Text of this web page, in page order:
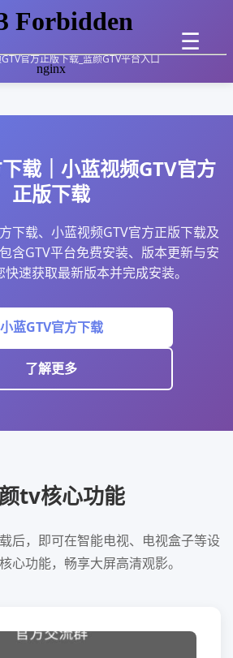
官方正版下载_蓝颜GTV平台入口
☰
载｜小蓝视频GTV官方
正版下载
下载、小蓝视频GTV官方正版下载及
含GTV平台免费安装、版本更新与安
速获取最新版本并完成安装。
小蓝GTV官方下载
了解更多
tv核心功能
后，即可在智能电视、电视盒子等设
心功能，畅享大屏高清观影。